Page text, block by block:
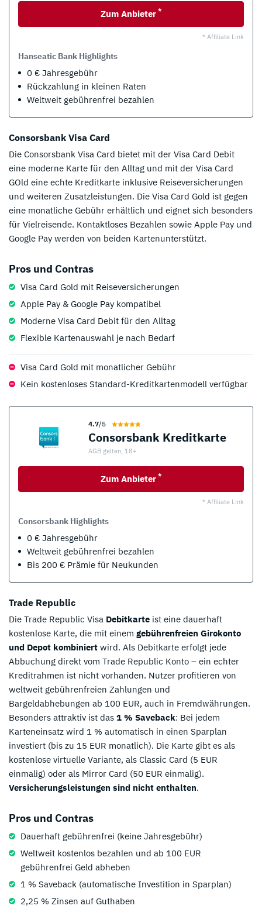
Zum Anbieter *
* Affiliate Link
Hanseatic Bank Highlights
0 € Jahresgebühr
Rückzahlung in kleinen Raten
Weltweit gebührenfrei bezahlen
Consorsbank Visa Card
Die Consorsbank Visa Card bietet mit der Visa Card Debit
eine moderne Karte für den Alltag und mit der Visa Card
GOld eine echte Kreditkarte inklusive Reiseversicherungen
und weiteren Zusatzleistungen. Die Visa Card Gold ist gegen
eine monatliche Gebühr erhältlich und eignet sich besonders
für Vielreisende. Kontaktloses Bezahlen sowie Apple Pay und
Google Pay werden von beiden Kartenunterstützt.
Pros und Contras
Visa Card Gold mit Reiseversicherungen
Apple Pay & Google Pay kompatibel
Moderne Visa Card Debit für den Alltag
Flexible Kartenauswahl je nach Bedarf
Visa Card Gold mit monatlicher Gebühr
Kein kostenloses Standard-Kreditkartenmodell verfügbar
4.7/5
Consorsbank Kreditkarte
AGB gelten, 18+
Zum Anbieter *
* Affiliate Link
Consorsbank Highlights
0 € Jahresgebühr
Weltweit gebührenfrei bezahlen
Bis 200 € Prämie für Neukunden
Trade Republic
Die Trade Republic Visa Debitkarte ist eine dauerhaft
kostenlose Karte, die mit einem gebührenfreien Girokonto
und Depot kombiniert wird. Als Debitkarte erfolgt jede
Abbuchung direkt vom Trade Republic Konto – ein echter
Kreditrahmen ist nicht vorhanden. Nutzer profitieren von
weltweit gebührenfreien Zahlungen und
Bargeldabhebungen ab 100 EUR, auch in Fremdwährungen.
Besonders attraktiv ist das 1 % Saveback: Bei jedem
Karteneinsatz wird 1 % automatisch in einen Sparplan
investiert (bis zu 15 EUR monatlich). Die Karte gibt es als
kostenlose virtuelle Variante, als Classic Card (5 EUR
einmalig) oder als Mirror Card (50 EUR einmalig).
Versicherungsleistungen sind nicht enthalten.
Pros und Contras
Dauerhaft gebührenfrei (keine Jahresgebühr)
Weltweit kostenlos bezahlen und ab 100 EUR
gebührenfrei Geld abheben
1 % Saveback (automatische Investition in Sparplan)
2,25 % Zinsen auf Guthaben